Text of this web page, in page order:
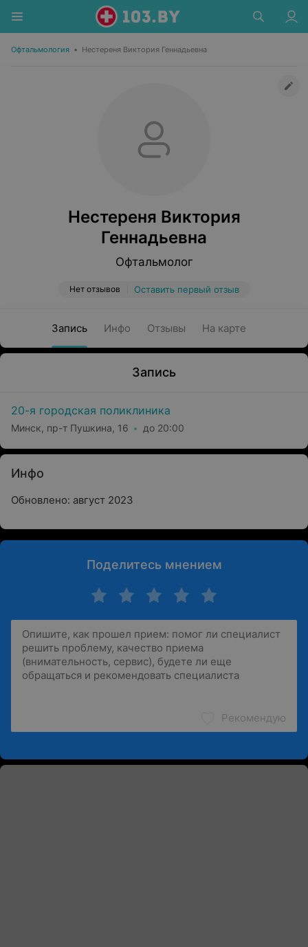
Офтальмология • Нестереня Виктория Геннадьевна
Нестереня Виктория
Геннадьевна
Офтальмолог
Нет отзывов Оставить первый отзыв
Запись Инфо Отзывы На карте
Запись
20-я городская поликлиника
Минск, пр-т Пушкина, 16 до 20:00
Инфо
Обновлено: август 2023
Поделитесь мнением
Рекомендую